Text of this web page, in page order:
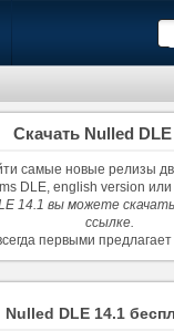
Скачать Nulled DLE
самые новые релизы
DLE, english version
14.1 вы можете
ссылке.
первыми
Nulled DLE 14.1